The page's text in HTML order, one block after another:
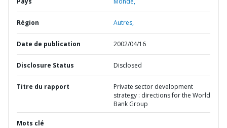
Région Autres,
Date de publication 2002/04/16
Disclosure Status Disclosed
Titre du rapport
Private sector development
strategy : directions for the World
Bank Group
Mots clé